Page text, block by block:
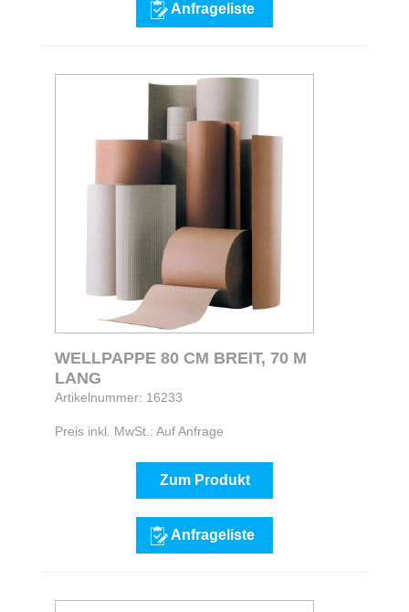
Anfrageliste
WELLPAPPE 80 CM BREIT, 70 M
LANG
Artikelnummer: 16233
Preis inkl. MwSt.: Auf Anfrage
Zum Produkt
Anfrageliste